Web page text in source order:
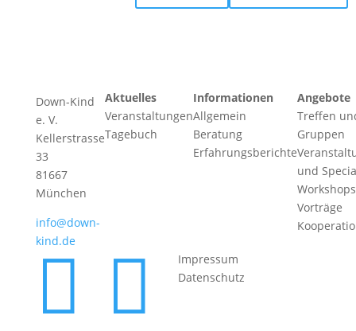
Down-Kind
e. V.
Kellerstrasse
33
81667
München
info@down-
kind.de
Aktuelles
Veranstaltungen
Tagebuch
Informationen
Allgemein
Beratung
Erfahrungsberichte
Angebote
Treffen
Gruppen
und
Vorträge
 
Impressum
Datenschutz